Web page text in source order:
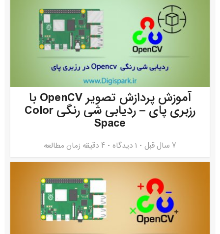
آموزش پردازش تصویر OpenCV با
رزبری پای – ردیابی شی رنگی Color
Space
7 سال قبل ۱ دیدگاه 4 دقیقه زمان مطالعه